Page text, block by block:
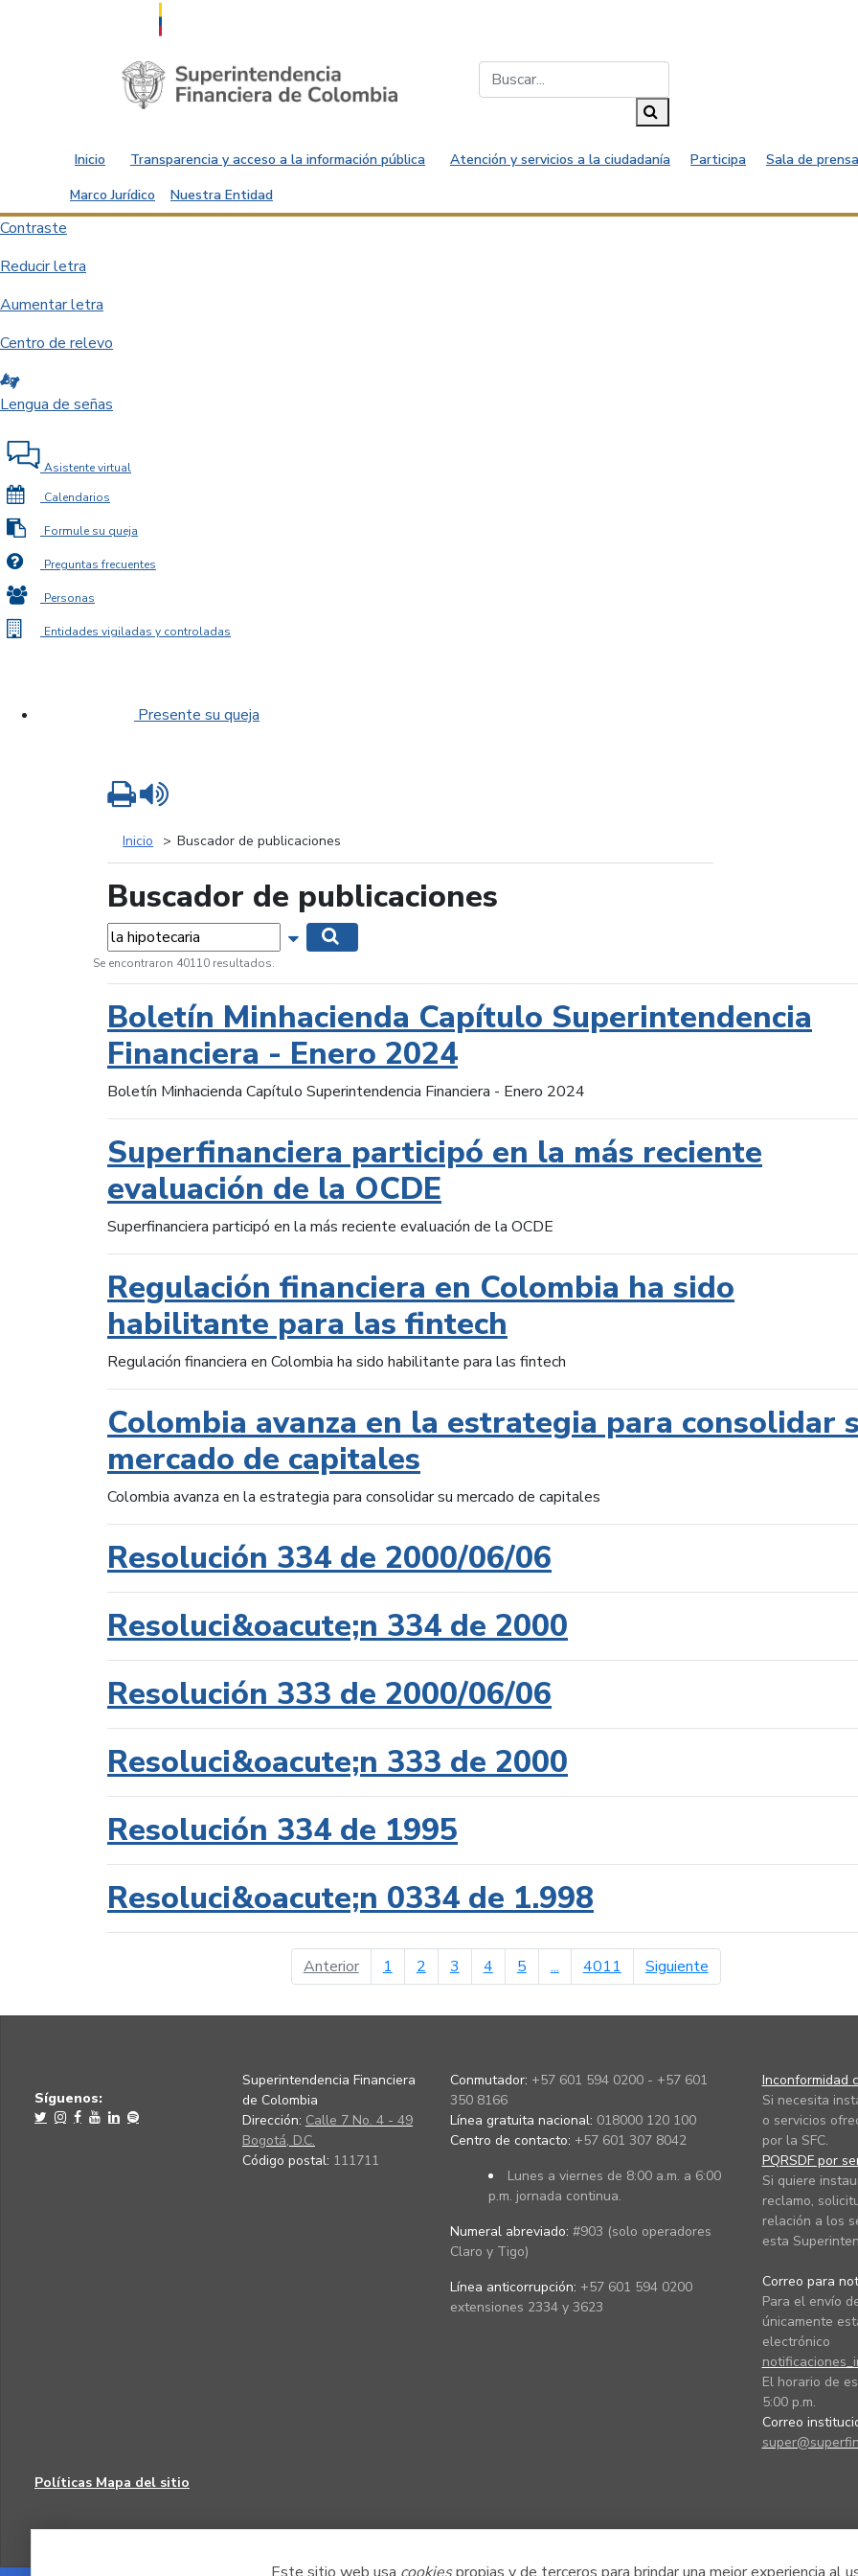
Saltar al contenido principal
Inicio Transparencia y acceso a la información pública Atención y servicios a la ciudadanía Participa
Sala de
Marco Jurídico
Nuestra Entidad
Contraste
Reducir letra
Aumentar letra
Centro de relevo
Lengua de señas
Asistente virtual
Calendarios
Formule su queja
Preguntas frecuentes
Personas
Entidades vigiladas y controladas
Presente su queja
Inicio Buscador de publicaciones
Buscador de publicaciones
Palabras... Mostrar opciones de búsqueda
Se encontraron 40110 resultados.
Boletín Minhacienda Capítulo Superintendencia
Financiera - Enero 2024
Boletín Minhacienda Capítulo Superintendencia Financiera - Enero 2024
Superfinanciera participó en la más reciente
evaluación de la OCDE
Superfinanciera participó en la más reciente evaluación de la OCDE
Regulación financiera en Colombia ha sido
habilitante para las fintech
Regulación financiera en Colombia ha sido habilitante para las fintech
Colombia avanza en la estrategia para consolidar
mercado de capitales
Colombia avanza en la estrategia para consolidar su mercado de capitales
Resolución 334 de 2000/06/06
Resoluci&oacute;n 334 de 2000
Resolución 333 de 2000/06/06
Resoluci&oacute;n 333 de 2000
Resolución 334 de 1995
Resoluci&oacute;n 0334 de 1.998
Anteriorpágina anterior
1 2 3 4 5 ... 4011 Siguientepágina siguiente
Imprimir
Síguenos:
Superintendencia Financiera
de Colombia
Dirección: Calle 7 No. 4 - 49
Bogotá, D.C.
Código postal: 111711
Conmutador: +57 601 594 0200 - +57 601
350 8166
Línea gratuita nacional: 018000 120 100
Centro de contacto: +57 601 307 8042
Lunes a viernes de 8:00 a.m. a 6:00
p.m. jornada continua.
Numeral abreviado: #903 (solo operadores
Claro y Tigo)
Línea anticorrupción: +57 601 594 0200
extensiones 2334 y 3623
Inconformidad
Si necesita
o servicios
por la SFC.
PQRSDF por
Si quiere
reclamo,
relación a los
esta
Correo para
Para el envío
únicamente
electrónico
El horario de
5:00 p.m.
Correo
Políticas Mapa del sitio